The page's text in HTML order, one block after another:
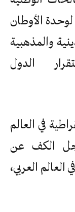
الأوطان
والمذهبية
الدول
في العالم
الكف عن
العربي،